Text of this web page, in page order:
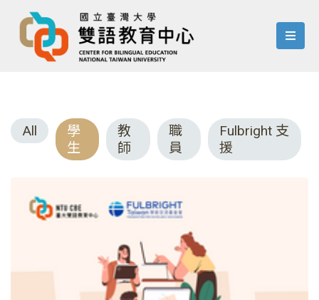
menu
All
學
生
教
師
職
員
Fulbright 支
援